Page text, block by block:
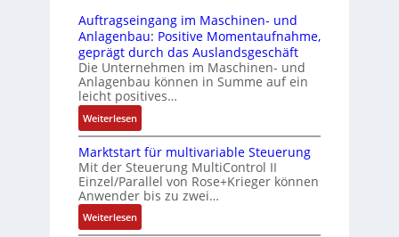
s
i
c
h
f
l
e
x
i
b
e
l
f
i
e
n
4
G
u
n
d
5
G
a
u
Z
e
r
t
i
i
e
r
n
u
c
k
a
u
s
g
l
e
i
c
h
s
Auftragseingang im Maschinen- und
Anlagenbau: Positive Momentaufnahme,
geprägt durch das Auslandsgeschäft
Die Unternehmen im Maschinen- und
Anlagenbau können in Summe auf ein
leicht positives…
Weiterlesen:
A
u
f
t
r
a
Marktstart für multivariable Steuerung
Mit der Steuerung MultiControl II
Einzel/Parallel von Rose+Krieger können
Anwender bis zu zwei…
Weiterlesen:
M